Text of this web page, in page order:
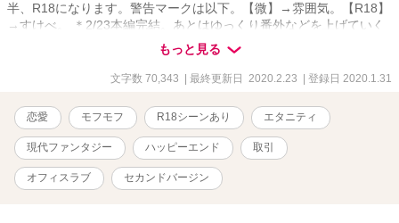
半、R18になります。警告マークは以下。【微】→雰囲気。【R18】
→すけべ。 ＊2/23本編完結。あとはゆっくり番外などを上げていく
もっと見る
文字数 70,343 | 最終更新日 2020.2.23 | 登録日 2020.1.31
恋愛 モフモフ R18シーンあり エタニティ
現代ファンタジー ハッピーエンド 取引
オフィスラブ セカンドバージン